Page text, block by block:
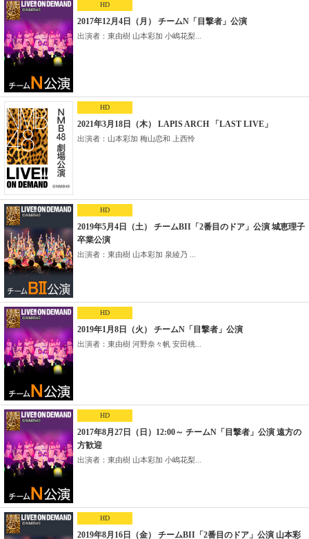
HD
2017年12月4日（月） チームN「目撃者」公演
出演者：東由樹 山本彩加 小嶋花梨...
HD
2021年3月18日（木） LAPIS ARCH 「LAST LIVE」
出演者：山本彩加 梅山恋和 上西怜
HD
2019年5月4日（土） チームBII「2番目のドア」公演 城恵理子
卒業公演
出演者：東由樹 山本彩加 泉綾乃 ...
HD
2019年1月8日（火） チームN「目撃者」公演
出演者：東由樹 河野奈々帆 安田桃...
HD
2017年8月27日（日）12:00～ チームN「目撃者」公演 遠方の
方歓迎
出演者：東由樹 山本彩加 小嶋花梨...
HD
2019年8月16日（金） チームBII「2番目のドア」公演 山本彩